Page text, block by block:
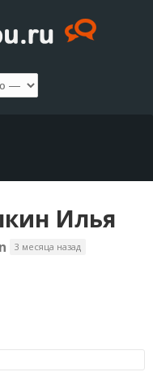
Илья
3 месяца назад